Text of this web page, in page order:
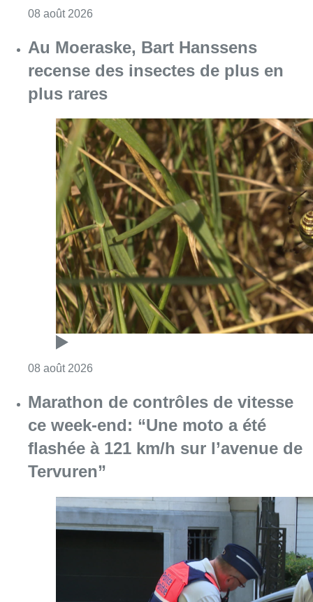
08 août 2026
Au Moeraske, Bart Hanssens
recense des insectes de plus en
plus rares
08 août 2026
Marathon de contrôles de vitesse
ce week-end: “Une moto a été
flashée à 121 km/h sur l’avenue de
Tervuren”